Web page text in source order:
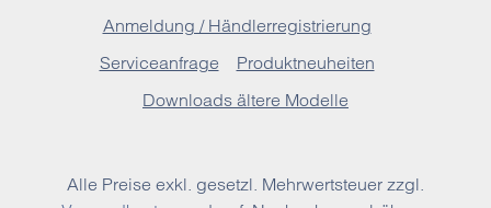
Anmeldung / Händlerregistrierung
Serviceanfrage
Produktneuheiten
Downloads ältere Modelle
Alle Preise exkl. gesetzl. Mehrwertsteuer zzgl.